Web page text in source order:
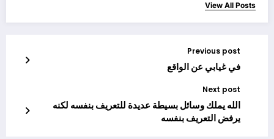
View All Posts
Previous post
في غيابي عن الواقع
Next post
الله يملك وسائل بسيطة عديدة للتعريف بنفسه لكنه
يرفض التعريف بنفسه